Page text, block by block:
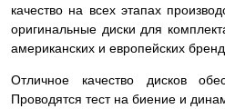
качество на всех этапах
оригинальные диски для
американских и европейских
Отличное качество дисков
Проводятся тест на биение и